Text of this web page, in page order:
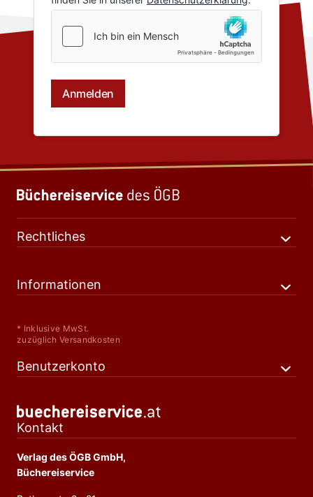
Rechtliches
Informationen
* Inklusive MwSt.
zuzüglich Versandkosten
Benutzerkonto
Kontakt
Verlag des ÖGB GmbH,
Büchereiservice